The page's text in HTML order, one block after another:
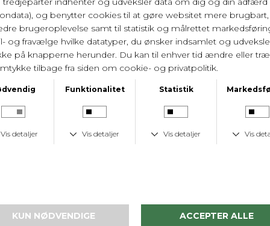
KUNDESERVICE
Tlf. 24 59 87 63
LAV FRAGTPRIS
I samme serie